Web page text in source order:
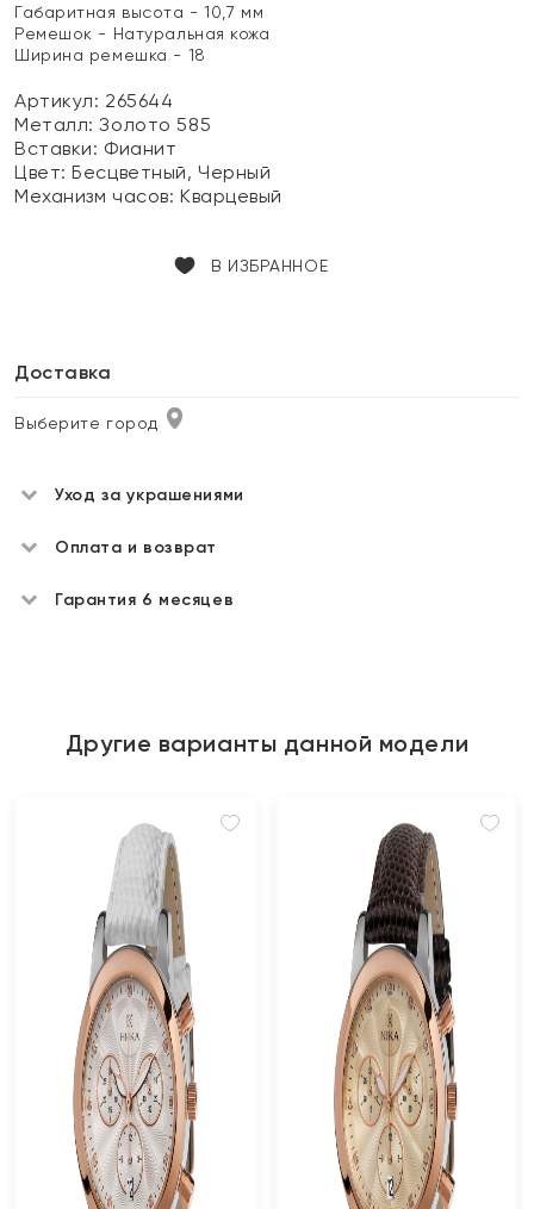
Габаритная высота - 10,7 мм
Ремешок - Натуральная кожа
Ширина ремешка - 18
Артикул: 265644
Металл:Золото 585
Вставки: Фианит
Цвет:Бесцветный, Черный
Механизм часов: Кварцевый
В ИЗБРАННОЕ
Доставка
Выберите город
Уход за украшениями
Оплата и возврат
Гарантия 6 месяцев
Другие варианты данной модели